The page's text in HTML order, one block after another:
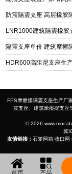
FPS摩擦摆隔震支座生产厂
震支座、建筑摩擦摆支
© 2026
冀
友情链接： 石笼网箱 收口网